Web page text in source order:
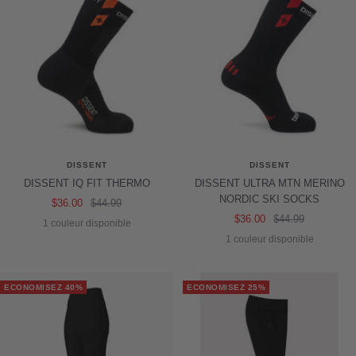
DISSENT
DISSENT IQ FIT THERMO
Prix
de
$36.00
Prix
normal
$44.99
1 couleur disponible
DISSENT
DISSENT ULTRA MTN MERINO
NORDIC SKI SOCKS
Prix
de
$36.00
Prix
normal
$44.99
1 couleur disponible
ECONOMISEZ 40% ECONOMISEZ 25%